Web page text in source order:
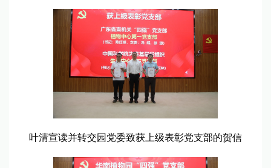
叶清宣读并转交园党委致获上级表彰党支部的贺信